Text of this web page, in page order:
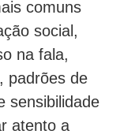
comuns
social,
na fala,
padrões de
sensibilidade
atento a